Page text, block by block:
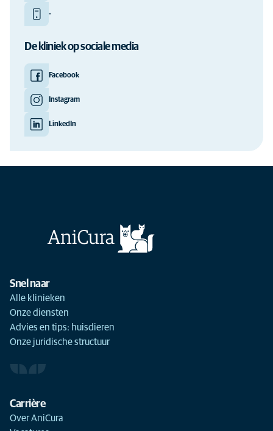
-
De kliniek op sociale media
Facebook
Instagram
LinkedIn
Snel naar
Alle klinieken
Onze diensten
Advies en tips: huisdieren
Onze juridische structuur
Carrière
Over AniCura